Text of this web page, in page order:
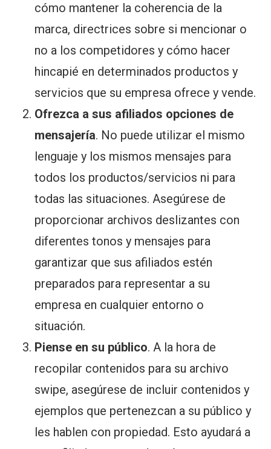
cómo mantener la coherencia de la
marca, directrices sobre si mencionar o
no a los competidores y cómo hacer
hincapié en determinados productos y
servicios que su empresa ofrece y vende.
Ofrezca a sus afiliados opciones de
mensajería. No puede utilizar el mismo
lenguaje y los mismos mensajes para
todos los productos/servicios ni para
todas las situaciones. Asegúrese de
proporcionar archivos deslizantes con
diferentes tonos y mensajes para
garantizar que sus afiliados estén
preparados para representar a su
empresa en cualquier entorno o
situación.
Piense en su público. A la hora de
recopilar contenidos para su archivo
swipe, asegúrese de incluir contenidos y
ejemplos que pertenezcan a su público y
les hablen con propiedad. Esto ayudará a